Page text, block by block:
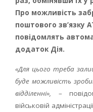
Про можливість
поштового зв’язку
повідомлять
додаток Дія.
«Для цього треба
буде можливість
відділенні», –
військовій